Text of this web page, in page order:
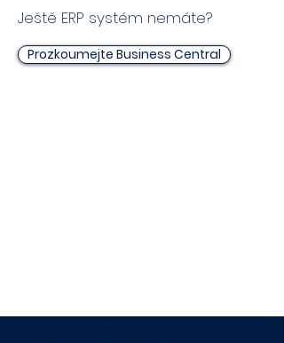
Ještě ERP systém nemáte?
Prozkoumejte Business Central